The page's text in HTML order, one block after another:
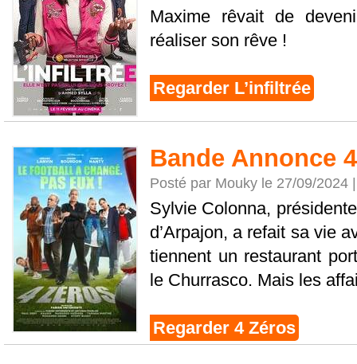
Maxime rêvait de
réaliser son rêve !
Regarder L’infiltrée
Bande Annonce
Posté par Mouky le 27/09/2024
Sylvie Colonna,
d’Arpajon, a refait sa vie
tiennent un restaurant
le Churrasco. Mais les
Regarder 4 Zéros